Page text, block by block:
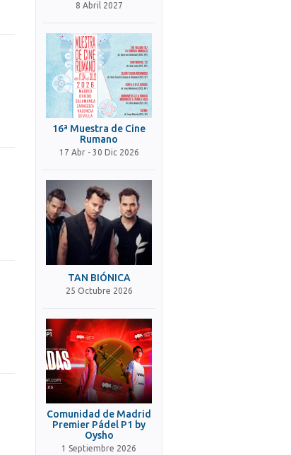
8 Abril 2027
16ª Muestra de Cine
Rumano
17 Abr - 30 Dic 2026
TAN BIÓNICA
25 Octubre 2026
Comunidad de Madrid
Premier Pádel P1 by
Oysho
1 Septiembre 2026